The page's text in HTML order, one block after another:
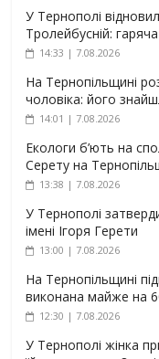
У Тернополі
Тролейбусній:
14:33 | 7.08.2026
На Тернопільщині
чоловіка: його
14:01 | 7.08.2026
Екологи б’ють на
Серету на
13:38 | 7.08.2026
У Тернополі
імені Ігоря Герети
13:00 | 7.08.2026
На Тернопільщині
виконана майже на
12:30 | 7.08.2026
У Тернополі жінка